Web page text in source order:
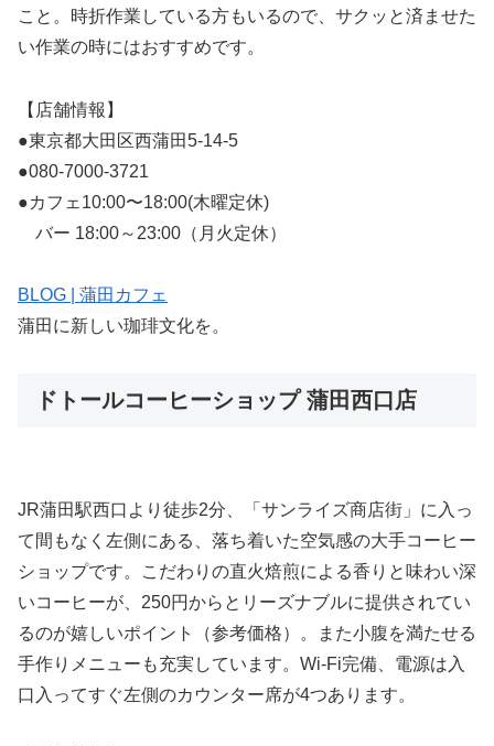
こと。時折作業している方もいるので、サクッと済ませた
い作業の時にはおすすめです。
【店舗情報】
●東京都大田区西蒲田5-14-5
●080-7000-3721
●カフェ10:00〜18:00(木曜定休)
バー 18:00～23:00（月火定休）
BLOG | 蒲田カフェ
蒲田に新しい珈琲文化を。
ドトールコーヒーショップ 蒲田西口店
JR蒲田駅西口より徒歩2分、「サンライズ商店街」に入っ
て間もなく左側にある、落ち着いた空気感の大手コーヒー
ショップです。こだわりの直火焙煎による香りと味わい深
いコーヒーが、250円からとリーズナブルに提供されてい
るのが嬉しいポイント（参考価格）。また小腹を満たせる
手作りメニューも充実しています。Wi-Fi完備、電源は入
口入ってすぐ左側のカウンター席が4つあります。